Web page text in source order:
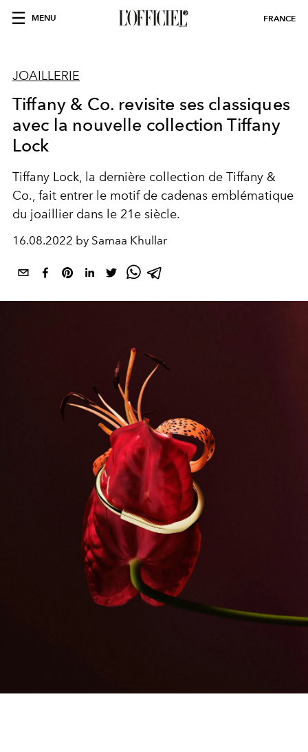
MENU FRANCE
JOAILLERIE
Tiffany & Co. revisite ses classiques
avec la nouvelle collection Tiffany
Lock
Tiffany Lock, la dernière collection de Tiffany &
Co., fait entrer le motif de cadenas emblématique
du joaillier dans le 21e siècle.
16.08.2022 by Samaa Khullar